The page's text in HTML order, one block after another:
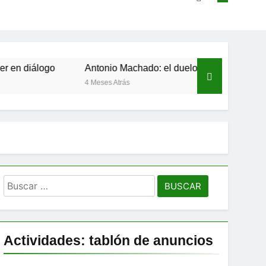
Antonio Machado: el duelo que se hizo verso
4 Meses Atrás
Buscar:
Actividades: tablón de anuncios